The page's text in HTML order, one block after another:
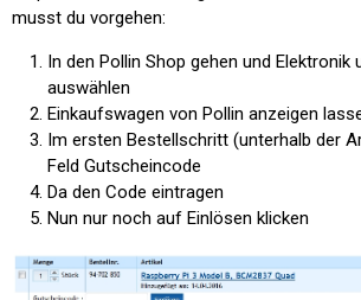
musst du vorgehen:
In den Pollin Shop gehen und Elektronik
auswählen
Einkaufswagen von Pollin anzeigen
Im ersten Bestellschritt (unterhalb der
Feld Gutscheincode
Da den Code eintragen
Nun nur noch auf Einlösen klicken